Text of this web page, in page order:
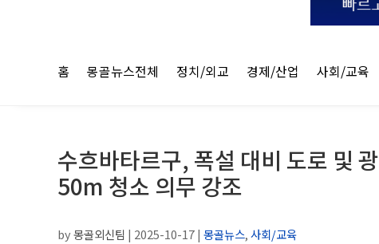
홈 몽골뉴스전체 정치/외교 경제/산업 사회/교육
수흐바타르구, 폭설 대비 도로 및
50m 청소 의무 강조
by몽골외신팀 | 2025-10-17| 몽골뉴스,사회/교육